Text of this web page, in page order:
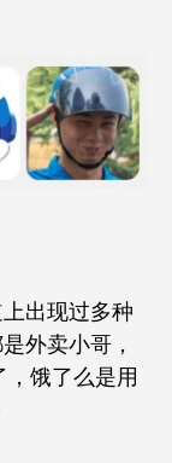
出现过多种
外卖小哥，
饿了么是用